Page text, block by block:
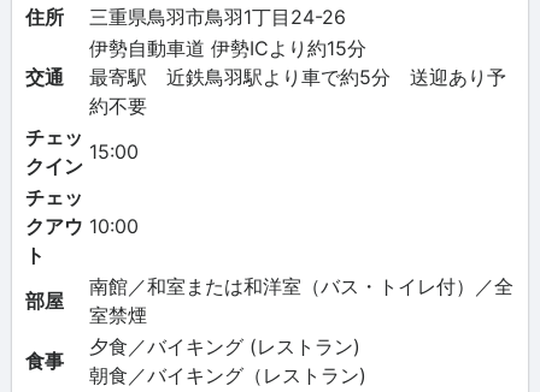
住所
三重県鳥羽市鳥羽1丁目24-26
交通
伊勢自動車道 伊勢ICより約15分
最寄駅 近鉄鳥羽駅より車で約5分 送迎あり予
約不要
チェッ
クイン
15:00
チェッ
クアウ
ト
10:00
部屋
南館／和室または和洋室（バス・トイレ付）／全
室禁煙
食事
夕食／バイキング (レストラン)
朝食／バイキング（レストラン)